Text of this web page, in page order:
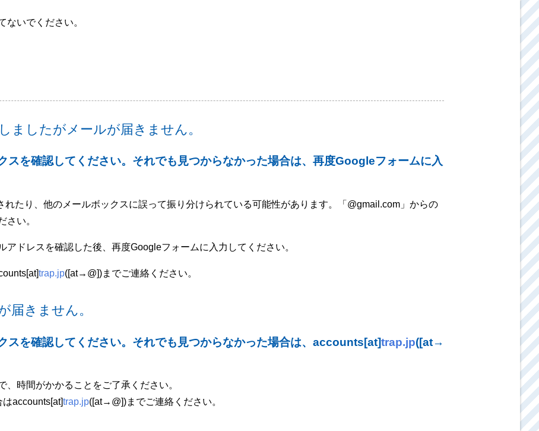
ないでください。
ましたがメールが届きません。
スを確認してください。それでも見つからなかった場合は、再度Googleフォームに入
たり、他のメールボックスに誤って振り分けられている可能性があります。「@gmail.com」からの
さい。
アドレスを確認した後、再度Googleフォームに入力してください。
trap.jp([at→@])までご連絡ください。
届きません。
スを確認してください。それでも見つからなかった場合は、accounts[at]trap.jp([at→
時間がかかることをご了承ください。
accounts[at]trap.jp([at→@])までご連絡ください。